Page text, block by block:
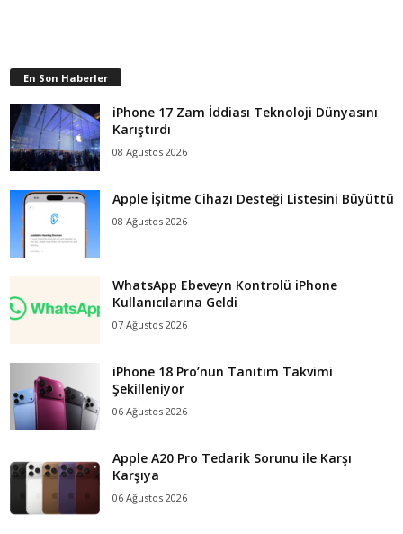
En Son Haberler
iPhone 17 Zam İddiası Teknoloji Dünyasını
Karıştırdı
08 Ağustos 2026
Apple İşitme Cihazı Desteği Listesini Büyüttü
08 Ağustos 2026
WhatsApp Ebeveyn Kontrolü iPhone
Kullanıcılarına Geldi
07 Ağustos 2026
iPhone 18 Pro’nun Tanıtım Takvimi
Şekilleniyor
06 Ağustos 2026
Apple A20 Pro Tedarik Sorunu ile Karşı
Karşıya
06 Ağustos 2026